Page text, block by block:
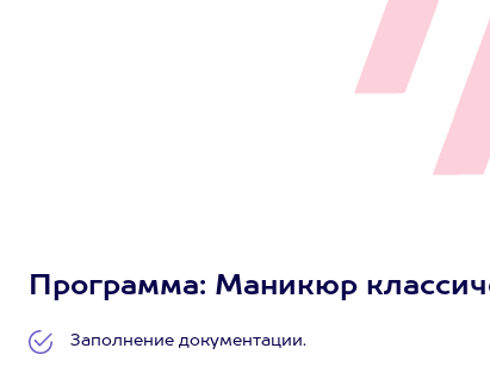
Программа: Маникюр
Заполнение документации.